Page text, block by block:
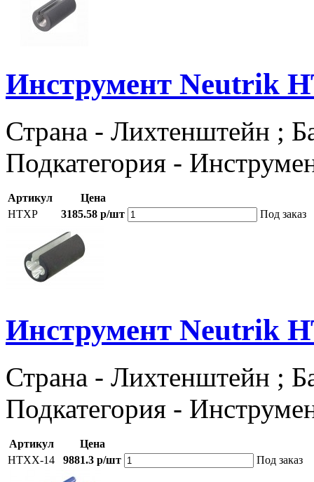
Инструмент Neutrik
Страна - Лихтенштейн ;
Подкатегория -
Артикул
Цена
HTXP
3185.58 р/шт Под заказ
Инструмент Neutrik
Страна - Лихтенштейн ;
Подкатегория -
Артикул
Цена
HTXX-14
9881.3 р/шт Под заказ